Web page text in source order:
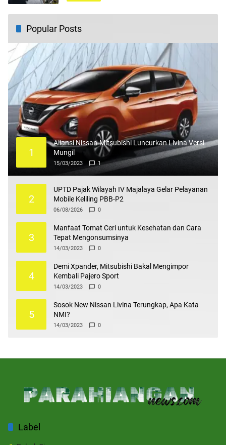
Popular Posts
1
Aliansi Nissan-Mitsubishi Luncurkan Livina Versi
Mungil
15/03/2023 1
2
UPTD Pajak Wilayah IV Majalaya Gelar Pelayanan
Mobile Keliling PBB-P2
06/08/2026 0
3
Manfaat Tomat Ceri untuk Kesehatan dan Cara
Tepat Mengonsumsinya
14/03/2023 0
4
Demi Xpander, Mitsubishi Bakal Mengimpor
Kembali Pajero Sport
14/03/2023 0
5
Sosok New Nissan Livina Terungkap, Apa Kata
NMI?
14/03/2023 0
Label